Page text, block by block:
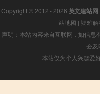
Copyright © 2012 - 2026 英文建站网
站地图 | 疑难解
声明：本站内容来自互联网，如信
会及
本站仅为个人兴趣爱